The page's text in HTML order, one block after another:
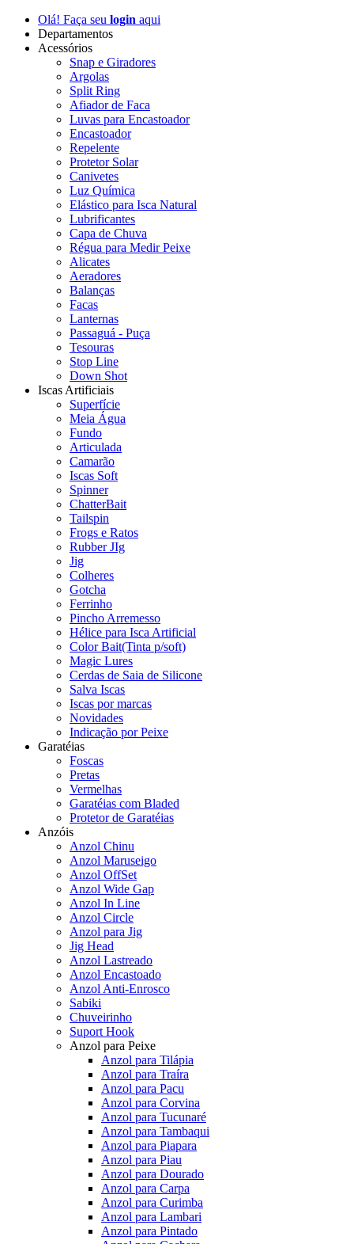
Olá! Faça seu login aqui
Departamentos
Acessórios
Snap e Giradores
Argolas
Split Ring
Afiador de Faca
Luvas para Encastoador
Encastoador
Repelente
Protetor Solar
Canivetes
Luz Química
Elástico para Isca Natural
Lubrificantes
Capa de Chuva
Régua para Medir Peixe
Alicates
Aeradores
Balanças
Facas
Lanternas
Passaguá - Puça
Tesouras
Stop Line
Down Shot
Iscas Artificiais
Superfície
Meia Água
Fundo
Articulada
Camarão
Iscas Soft
Spinner
ChatterBait
Tailspin
Frogs e Ratos
Rubber JIg
Jig
Colheres
Gotcha
Ferrinho
Pincho Arremesso
Hélice para Isca Artificial
Color Bait(Tinta p/soft)
Magic Lures
Cerdas de Saia de Silicone
Salva Iscas
Iscas por marcas
Novidades
Indicação por Peixe
Garatéias
Foscas
Pretas
Vermelhas
Garatéias com Bladed
Protetor de Garatéias
Anzóis
Anzol Chinu
Anzol Maruseigo
Anzol OffSet
Anzol Wide Gap
Anzol In Line
Anzol Circle
Anzol para Jig
Jig Head
Anzol Lastreado
Anzol Encastoado
Anzol Anti-Enrosco
Sabiki
Chuveirinho
Suport Hook
Anzol para Peixe
Anzol para Tilápia
Anzol para Traíra
Anzol para Pacu
Anzol para Corvina
Anzol para Tucunaré
Anzol para Tambaqui
Anzol para Piapara
Anzol para Piau
Anzol para Dourado
Anzol para Carpa
Anzol para Curimba
Anzol para Lambari
Anzol para Pintado